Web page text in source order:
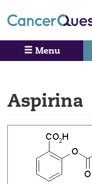
main
content
Menu
Aspirina